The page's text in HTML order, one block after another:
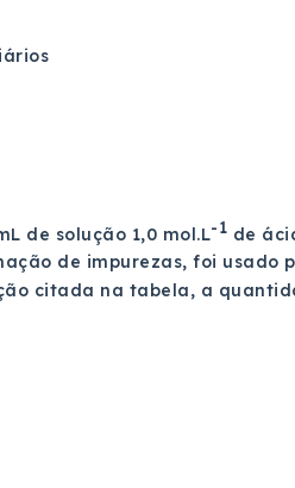
de solução 1,0 mol.L-1 de
de impurezas, foi usado
citada na tabela, a